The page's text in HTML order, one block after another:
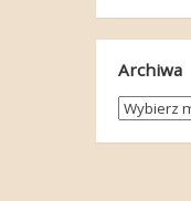
Archiwa
Archiwa